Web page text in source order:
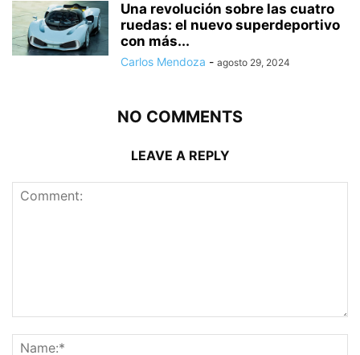
Una revolución sobre las cuatro
ruedas: el nuevo superdeportivo
con más...
Carlos Mendoza - agosto 29, 2024
NO COMMENTS
LEAVE A REPLY